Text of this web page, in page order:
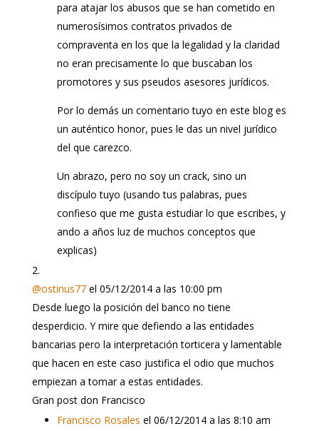
para atajar los abusos que se han cometido en
numerosísimos contratos privados de
compraventa en los que la legalidad y la claridad
no eran precisamente lo que buscaban los
promotores y sus pseudos asesores jurídicos.
Por lo demás un comentario tuyo en este blog es
un auténtico honor, pues le das un nivel jurídico
del que carezco.
Un abrazo, pero no soy un crack, sino un
discípulo tuyo (usando tus palabras, pues
confieso que me gusta estudiar lo que escribes, y
ando a años luz de muchos conceptos que
explicas)
@ostinus77 el 05/12/2014 a las 10:00 pm
Desde luego la posición del banco no tiene
desperdicio. Y mire que defiendo a las entidades
bancarias pero la interpretación torticera y lamentable
que hacen en este caso justifica el odio que muchos
empiezan a tomar a estas entidades.
Gran post don Francisco
Francisco Rosales el 06/12/2014 a las 8:10 am